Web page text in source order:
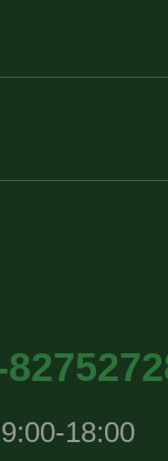
18:00